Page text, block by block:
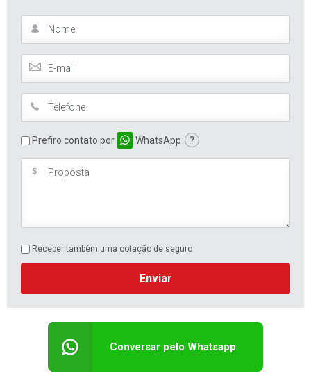
Prefiro contato por WhatsApp ?
Receber também uma cotação de seguro
Enviar
Conversar pelo Whatsapp